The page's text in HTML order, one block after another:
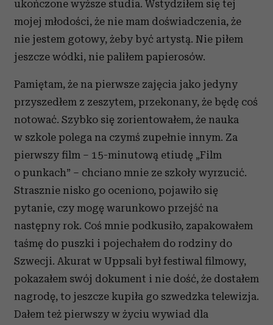
ukończone wyższe studia. Wstydziłem się tej
mojej młodości, że nie mam doświadczenia, że
nie jestem gotowy, żeby być artystą. Nie piłem
jeszcze wódki, nie paliłem papierosów.
Pamiętam, że na pierwsze zajęcia jako jedyny
przyszedłem z zeszytem, przekonany, że będę coś
notować. Szybko się zorientowałem, że nauka
w szkole polega na czymś zupełnie innym. Za
pierwszy film – 15-minutową etiudę „Film
o punkach” – chciano mnie ze szkoły wyrzucić.
Strasznie nisko go oceniono, pojawiło się
pytanie, czy mogę warunkowo przejść na
następny rok. Coś mnie podkusiło, zapakowałem
taśmę do puszki i pojechałem do rodziny do
Szwecji. Akurat w Uppsali był festiwal filmowy,
pokazałem swój dokument i nie dość, że dostałem
nagrodę, to jeszcze kupiła go szwedzka telewizja.
Dałem też pierwszy w życiu wywiad dla